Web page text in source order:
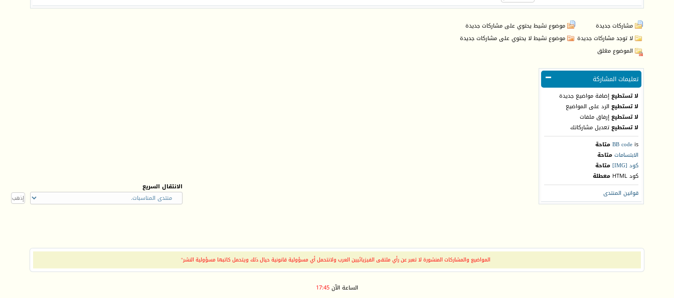
مشاركات جديدة
موضوع نشيط يحتوي على مشاركات جديدة
لا توجد مشاركات جديدة
موضوع نشيط لا يحتوي على مشاركات جديدة
الموضوع مغلق
تعليمات المشاركة
لا تستطيعإضافة مواضيع جديدة
لا تستطيع الرد على المواضيع
لا تستطيعإرفاق ملفات
لا تستطيعتعديل مشاركاتك
BB code is
متاحة
الابتساماتمتاحة
كود [IMG]
متاحة
كود HTML
معطلة
قوانين المنتدى
الانتقال السريع
المواضيع والمشاركات المنشورة لا تعبر عن رأي ملتقى الفيزيائيين العرب ولانتحمل أي مسؤولية قانونية حيال ذلك ويتحمل كاتبها مسؤولية النشر"
الساعة الآن17:45